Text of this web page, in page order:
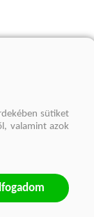
sütiket
valamint azok